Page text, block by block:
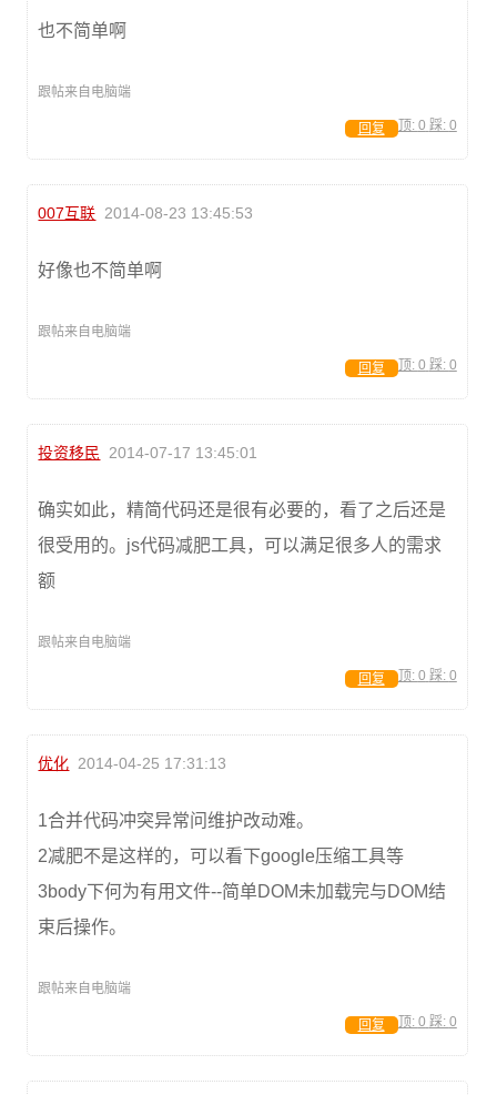
也不简单啊
跟帖来自电脑端
顶: 0 踩: 0
回复
007互联 2014-08-23 13:45:53
好像也不简单啊
跟帖来自电脑端
顶: 0 踩: 0
回复
投资移民 2014-07-17 13:45:01
确实如此，精简代码还是很有必要的，看了之后还是
很受用的。js代码减肥工具，可以满足很多人的需求
额
跟帖来自电脑端
顶: 0 踩: 0
回复
优化 2014-04-25 17:31:13
1合并代码冲突异常问维护改动难。
2减肥不是这样的，可以看下google压缩工具等
3body下何为有用文件--简单DOM未加载完与DOM结
束后操作。
跟帖来自电脑端
顶: 0 踩: 0
回复